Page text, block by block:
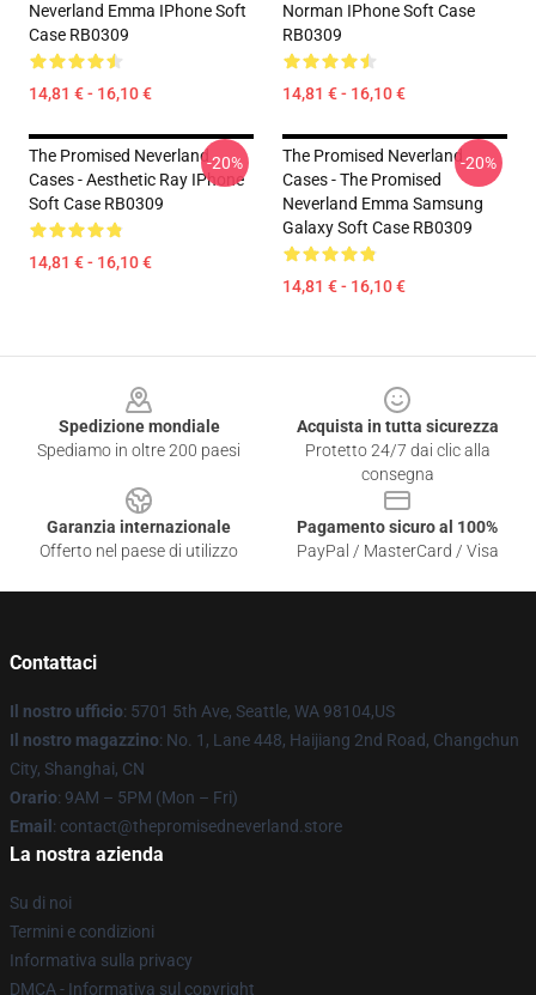
Neverland Emma IPhone Soft
Case RB0309
14,81 € - 16,10 €
Norman IPhone Soft Case
RB0309
14,81 € - 16,10 €
The Promised Neverland
Cases - Aesthetic Ray IPhone
Soft Case RB0309
14,81 € - 16,10 €
-20%
The Promised Neverland
Cases - The Promised
Neverland Emma Samsung
Galaxy Soft Case RB0309
14,81 € - 16,10 €
-20%
Spedizione mondiale
Spediamo in oltre 200 paesi
Acquista in tutta sicurezza
Protetto 24/7 dai clic alla
consegna
Garanzia internazionale
Offerto nel paese di utilizzo
Pagamento sicuro al 100%
PayPal / MasterCard / Visa
Contattaci
Il nostro ufficio: 5701 5th Ave, Seattle, WA 98104,US
Il nostro magazzino: No. 1, Lane 448, Haijiang 2nd Road, Changchun
City, Shanghai, CN
Orario: 9AM – 5PM (Mon – Fri)
Email : contact@thepromisedneverland.store
La nostra azienda
Su di noi
Termini e condizioni
Informativa sulla privacy
DMCA - Informativa sul copyright